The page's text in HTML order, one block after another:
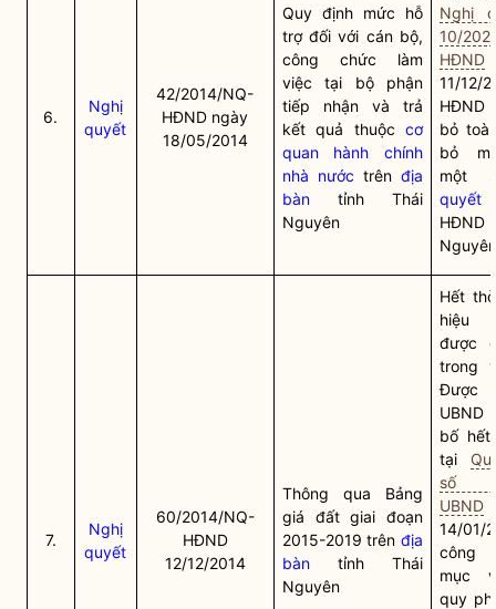
6.
Nghị
quyết
42/2014/NQ-
HĐND ngày
18/05/2014
Quy định mức hỗ
trợ đối với cán bộ,
công chức làm
việc tại bộ phận
tiếp nhận và trả
kết quả thuộc cơ
quan hành chính
nhà nước trên địa
bàn tỉnh Thái
Nguyên
Nghị
10/
HĐND
11/12/
bỏ
bỏ
một
quyết
HĐND
7.
Nghị
quyết
60/2014/NQ-
HĐND
12/12/2014
Thông qua Bảng
giá đất giai đoạn
2015-2019 trên địa
bàn tỉnh Thái
Nguyên
Hết
hiệu
được
trong
Được
UBND
bố hết
tại
số
UBND
14/01/
công
mục
quy